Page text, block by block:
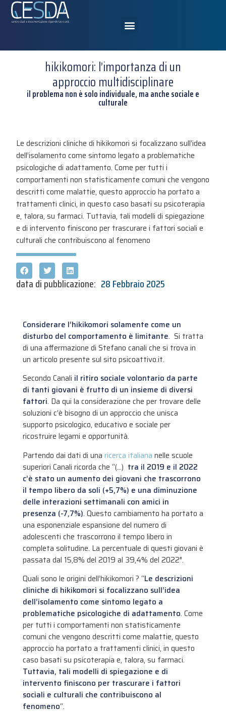
hikikomori: l’importanza di un
approccio multidisciplinare
il problema non è solo individuale, ma anche sociale e
culturale
Le descrizioni cliniche di hikikomori si focalizzano sull’idea
dell’isolamento come sintomo legato a problematiche
psicologiche di adattamento. Come per tutti i
comportamenti non statisticamente comuni che vengono
descritti come malattie, questo approccio ha portato a
trattamenti clinici, in questo caso basati su psicoterapia
e, talora, su farmaci​. Tuttavia, tali modelli di spiegazione
e di intervento finiscono per trascurare i fattori sociali e
culturali che contribuiscono al fenomeno
data di pubblicazione: 28 Febbraio 2025
Considerare l’hikikomori solamente come un
disturbo del comportamento è limitante. Si tratta
di una affermazione di Stefano canali che si trova in
un articolo presente sul sito psicoattivo.it.
Secondo Canali il ritiro sociale volontario da parte
di tanti giovani è frutto di un insieme di diversi
fattori. Da qui la considerazione che per trovare delle
soluzioni c’è bisogno di un approccio che unisca
supporto psicologico, educativo e sociale per
ricostruire legami e opportunità.
Partendo dai dati di una ricerca italiana nelle scuole
superiori Canali ricorda che “(…) tra il 2019 e il 2022
c’è stato un aumento dei giovani che trascorrono
il tempo libero da soli (+5,7%) e una diminuzione
delle interazioni settimanali con amici in
presenza (-7,7%)​. Questo cambiamento ha portato a
una esponenziale espansione del numero di
adolescenti che trascorrono il tempo libero in
completa solitudine. La percentuale di questi giovani è
passata dal 15,8% del 2019 al 39,4% del 2022″.
Quali sono le origini dell’hikikomori ? “Le descrizioni
cliniche di hikikomori si focalizzano sull’idea
dell’isolamento come sintomo legato a
problematiche psicologiche di adattamento. Come
per tutti i comportamenti non statisticamente
comuni che vengono descritti come malattie, questo
approccio ha portato a trattamenti clinici, in questo
caso basati su psicoterapia e, talora, su farmaci​.
Tuttavia, tali modelli di spiegazione e di
intervento finiscono per trascurare i fattori
sociali e culturali che contribuiscono al
fenomeno“.